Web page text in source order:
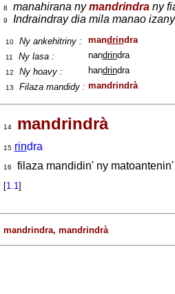
8 manahirana nymandrindrany
9
Indraindray dia mila manao
10 Ny ankehitriny : mandrindra
11 Ny lasa : nandrindra
12 Ny hoavy : handrindra
13 Filaza mandidy : mandrindrà
14 mandrindrà
15 rindra
16
filaza mandidin' ny
[1.1]
mandrindra, mandrindrà